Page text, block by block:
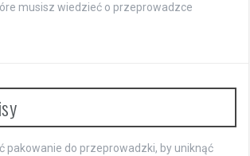
musisz wiedzieć o przeprowadzce
pakowanie do przeprowadzki, by uniknąć